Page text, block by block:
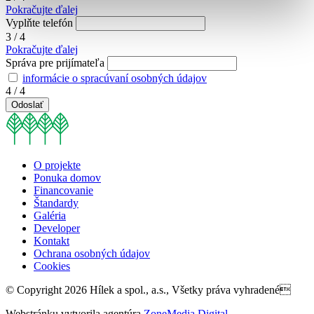
Pokračujte ďalej
Vyplňte telefón
3 / 4
Pokračujte ďalej
Správa pre prijímateľa
informácie o spracúvaní osobných údajov
4 / 4
Odoslať
O projekte
Ponuka domov
Financovanie
Štandardy
Galéria
Developer
Kontakt
Ochrana osobných údajov
Cookies
© Copyright 2026 Hílek a spol., a.s., Všetky práva vyhradené